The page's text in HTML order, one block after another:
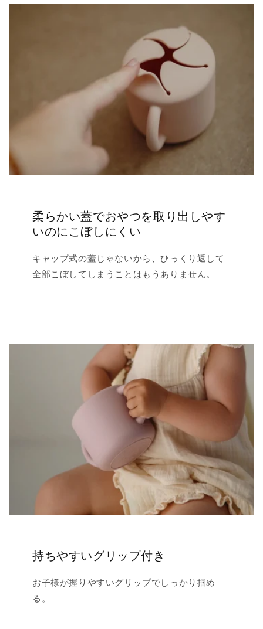
柔らかい蓋でおやつを取り出しやす
いのにこぼしにくい
キャップ式の蓋じゃないから、ひっくり返して
全部こぼしてしまうことはもうありません。
持ちやすいグリップ付き
お子様が握りやすいグリップでしっかり掴め
る。